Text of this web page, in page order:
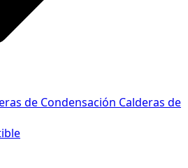
de Condensación Calderas de